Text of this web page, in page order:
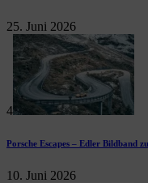
25. Juni 2026
4
Porsche Escapes – Edler Bildband
10. Juni 2026